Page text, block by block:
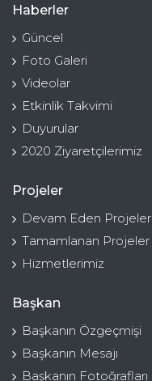
Haberler
Güncel
Foto Galeri
Videolar
Etkinlik Takvimi
Duyurular
2020 Ziyaretçilerimiz
Projeler
Devam Eden Projeler
Tamamlanan Projeler
Hizmetlerimiz
Başkan
Başkanın Özgeçmişi
Başkanın Mesajı
Başkanın Fotoğrafları